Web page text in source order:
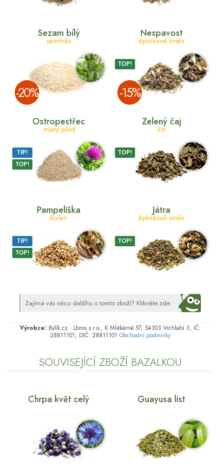
Sezam bílý
semínko
­-20%
Nespavost
bylinková směs
TOP!
­-15%
Ostropestřec
mletý plod
TIP!
TOP!
Zelený čaj
list
TOP!
Pampeliška
kořen
TIP!
TOP!
Játra
bylinková směs
TOP!
Zajímá vás něco dalšího o tomto zboží? Klikněte zde.
Výrobce: Bylík.cz - Lbros s.r.o., K Mlékárně 57, 54303 Vrchlabí 3, IČ:
28811101, DIČ: 28811101 Obchodní podmínky
SOUVISEJÍCÍ ZBOŽÍ BAZALKOU
Chrpa květ celý Guayusa list